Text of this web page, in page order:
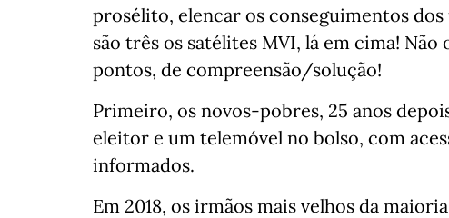
prosélito, elencar os conseguimentos dos
são três os satélites MVI, lá em cima!
pontos, de compreensão/solução!
Primeiro, os novos-pobres, 25 anos
eleitor e um telemóvel no bolso, com
informados.
Em 2018, os irmãos mais velhos da